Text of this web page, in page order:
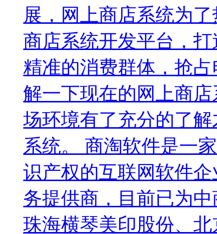
展，网上商店系统为
商店系统开发平台，
精准的消费群体，抢
解一下现在的网上商
场环境有了充分的了
系统。 商淘软件是一
识产权的互联网软件
务提供商，目前已为
珠海横琴美印股份、